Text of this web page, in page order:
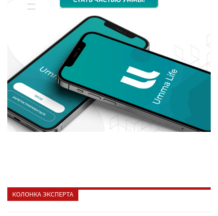
КОЛОНКА ЭКСПЕРТА